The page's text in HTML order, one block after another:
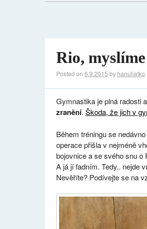
Rio,
Posted on 6.9.2015 by hanuliatko
Gymnastika je plná radosti
zranění. Škoda, že jich v
Během tréningu se
operace přišla v nejméně
bojovnice a se svého snu o
A já jí fadním. Tedy.. nejde
Nevěříte? Podívejte se na